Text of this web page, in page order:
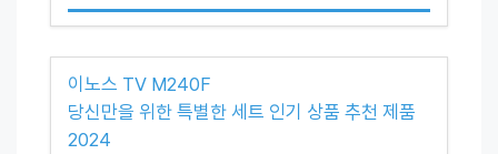
이노스 TV M240F
당신만을 위한 특별한 세트 인기 상품 추천 제품
2024